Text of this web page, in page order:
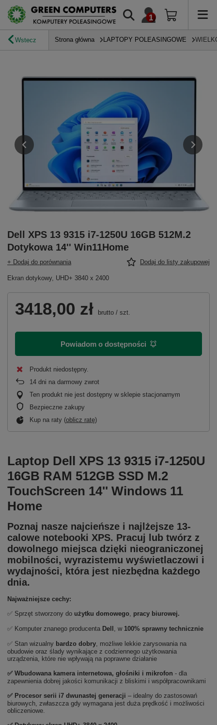
Wstecz Strona główna LAPTOPY POLEASINGOWE
Dell XPS 13 9315 i7-1250U 16GB 512M.2
Dotykowa 14'' Win11Home
+ Dodaj do porównania Dodaj do listy zakupowej
Ekran dotykowy, UHD+ 3840 x 2400
3418,00 zł brutto / szt.
Powiadom o dostępności
Produkt niedostępny
14 dni na darmowy zwrot
Ten produkt nie jest dostępny w sklepie stacjonarnym
Bezpieczne zakupy
Kup na raty (oblicz ratę)
Laptop Dell XPS 13 9315 i7-1250U
16GB RAM 512GB SSD M.2
TouchScreen 14'' Windows 11
Home
Poznaj nasze najcieńsze i najlżejsze 13-
calowe notebooki XPS. Pracuj lub twórz z
dowolnego miejsca dzięki nieograniczonej
mobilności, wyrazistemu wyświetlaczowi i
wydajności, która jest niezbędna każdego
dnia.
Najważniejsze cechy:
✅ Sprzęt stworzony do użytku domowego, pracy biurowej.
✅ Komputer znanego producenta Dell , w 100% sprawny technicznie
✅ Stan wizualny bardzo dobry, możliwe lekkie zarysowania na
obudowie oraz ślady wynikające z codziennego użytkowania
urządzenia, które nie wpływają na poprawne działanie
✅ Wbudowana kamera internetowa, głośniki i mikrofon - dla
zapewnienia dobrej jakości komunikacji z bliskimi i współpracownikami
✅ Procesor serii i7 dwunastej generacji – idealny do zastosowań
biurowych, zwłaszcza gdy wymagana jest duża prędkość i możliwości
obliczeniowe.